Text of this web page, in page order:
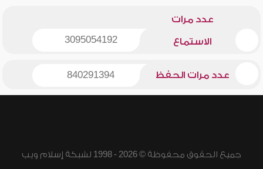
عدد مرات
الاستماع 3095054192
عدد مرات الحفظ 840291394
جميع الحقوق محفوظة © 2026 - 1998 لشبكة إسلام ويب